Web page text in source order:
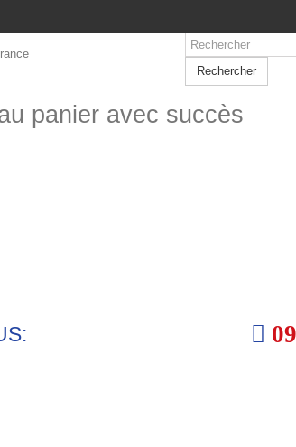
Rechercher
panier avec succès